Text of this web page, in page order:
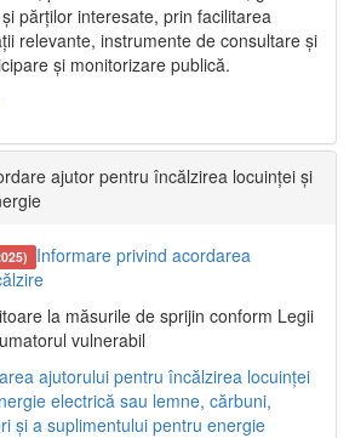
părților interesate, prin facilitarea
relevante, instrumente de consultare și
și monitorizare publică.
ajutor pentru încălzirea locuinței și
Informare privind acordarea
la măsurile de sprijin conform Legii
vulnerabil
ajutorului pentru încălzirea locuinței
electrică sau lemne, cărbuni,
și a suplimentului pentru energie